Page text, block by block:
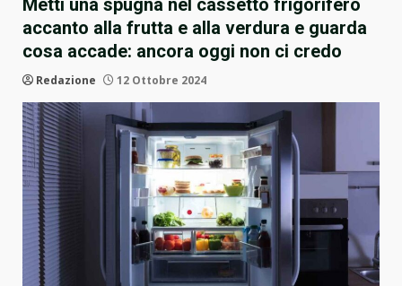
Metti una spugna nel cassetto frigorifero
accanto alla frutta e alla verdura e guarda
cosa accade: ancora oggi non ci credo
Redazione 12 Ottobre 2024